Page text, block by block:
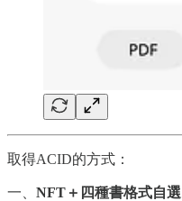
取得ACID的方式：
一、 NFT＋四種書格式自選